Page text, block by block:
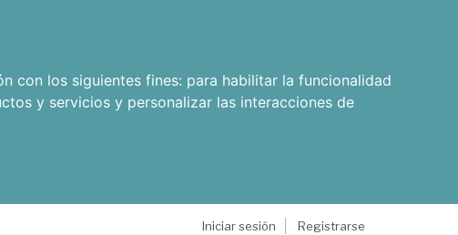
con los siguientes fines: para habilitar la funcionalidad
y servicios y personalizar las interacciones de
Iniciar sesión
Registrarse